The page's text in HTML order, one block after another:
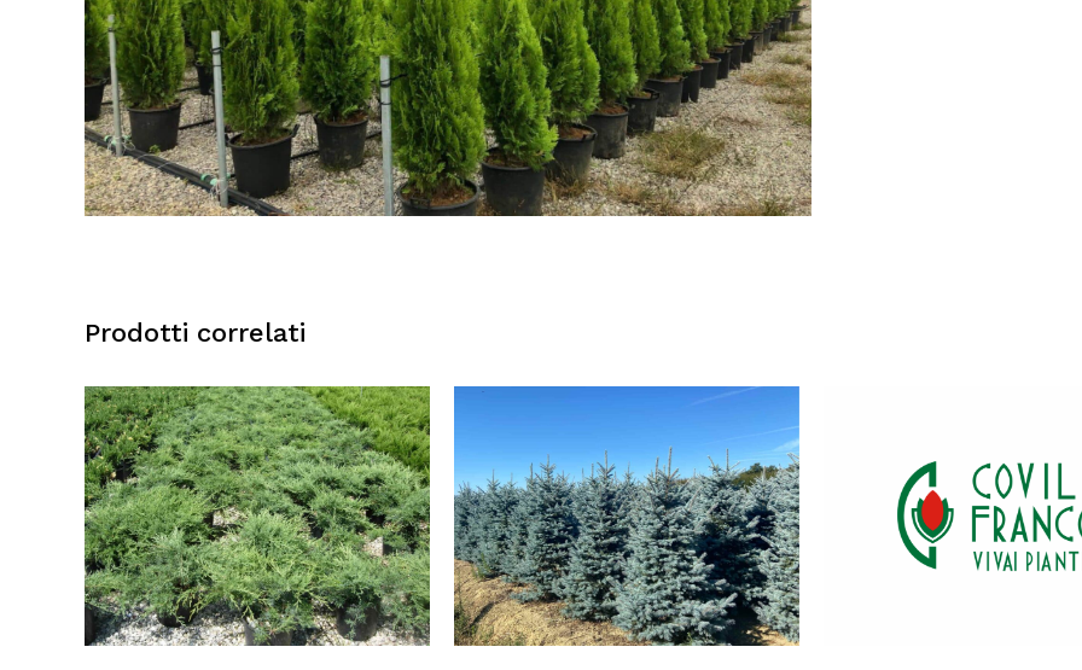
Prodotti correlati